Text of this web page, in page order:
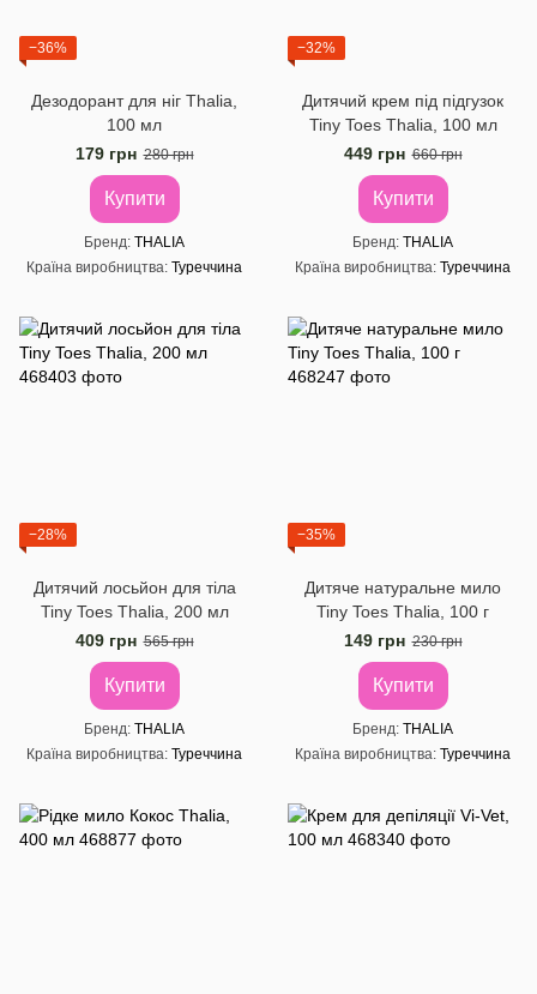
−36%
Дезодорант для ніг Thalia,
100 мл
179 грн 280 грн
Купити
Бренд THALIA
Країна виробництва Туреччина
−32%
Дитячий крем під підгузок
Tiny Toes Thalia, 100 мл
449 грн 660 грн
Купити
Бренд THALIA
Країна виробництва Туреччина
−28%
Дитячий лосьйон для тіла
Tiny Toes Thalia, 200 мл
409 грн 565 грн
Купити
Бренд THALIA
Країна виробництва Туреччина
−35%
Дитяче натуральне мило
Tiny Toes Thalia, 100 г
149 грн 230 грн
Купити
Бренд THALIA
Країна виробництва Туреччина